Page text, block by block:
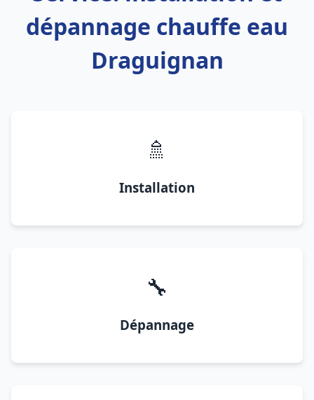
dépannage chauffe eau
Draguignan
🚿
Installation
🔧
Dépannage